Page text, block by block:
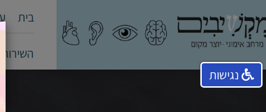
בית
נגישות